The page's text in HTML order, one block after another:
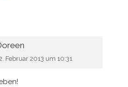
Februar 2013 um 10:31